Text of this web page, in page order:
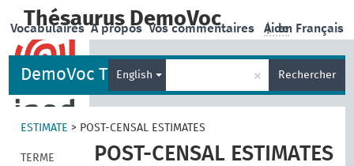
Thésaurus DemoVoc | en Français
Vocabulaires A propos Vos commentaires Aide
DemoVoc Thesaurus
English × Rechercher
ESTIMATE > POST-CENSAL ESTIMATES
TERME
POST-CENSAL ESTIMATES